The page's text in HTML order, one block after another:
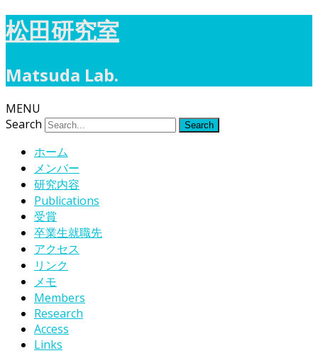
松田研究室
Matsuda Lab.
MENU
Search
ホーム
メンバー
研究内容
Publications
受賞
卒業生就職先
アクセス
リンク
メモ
Members
Research
Access
Links